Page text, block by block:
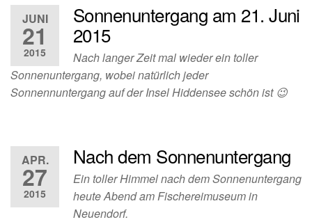
JUNI
21
2015
Sonnenuntergang am 21. Juni
2015
Nach langer Zeit mal wieder ein toller
Sonnenuntergang, wobei natürlich jeder
Sonnennuntergang auf der Insel Hiddensee schön ist 😉
APR.
27
2015
Nach dem Sonnenuntergang
Ein toller Himmel nach dem Sonnenuntergang
heute Abend am Fischereimuseum in
Neuendorf.